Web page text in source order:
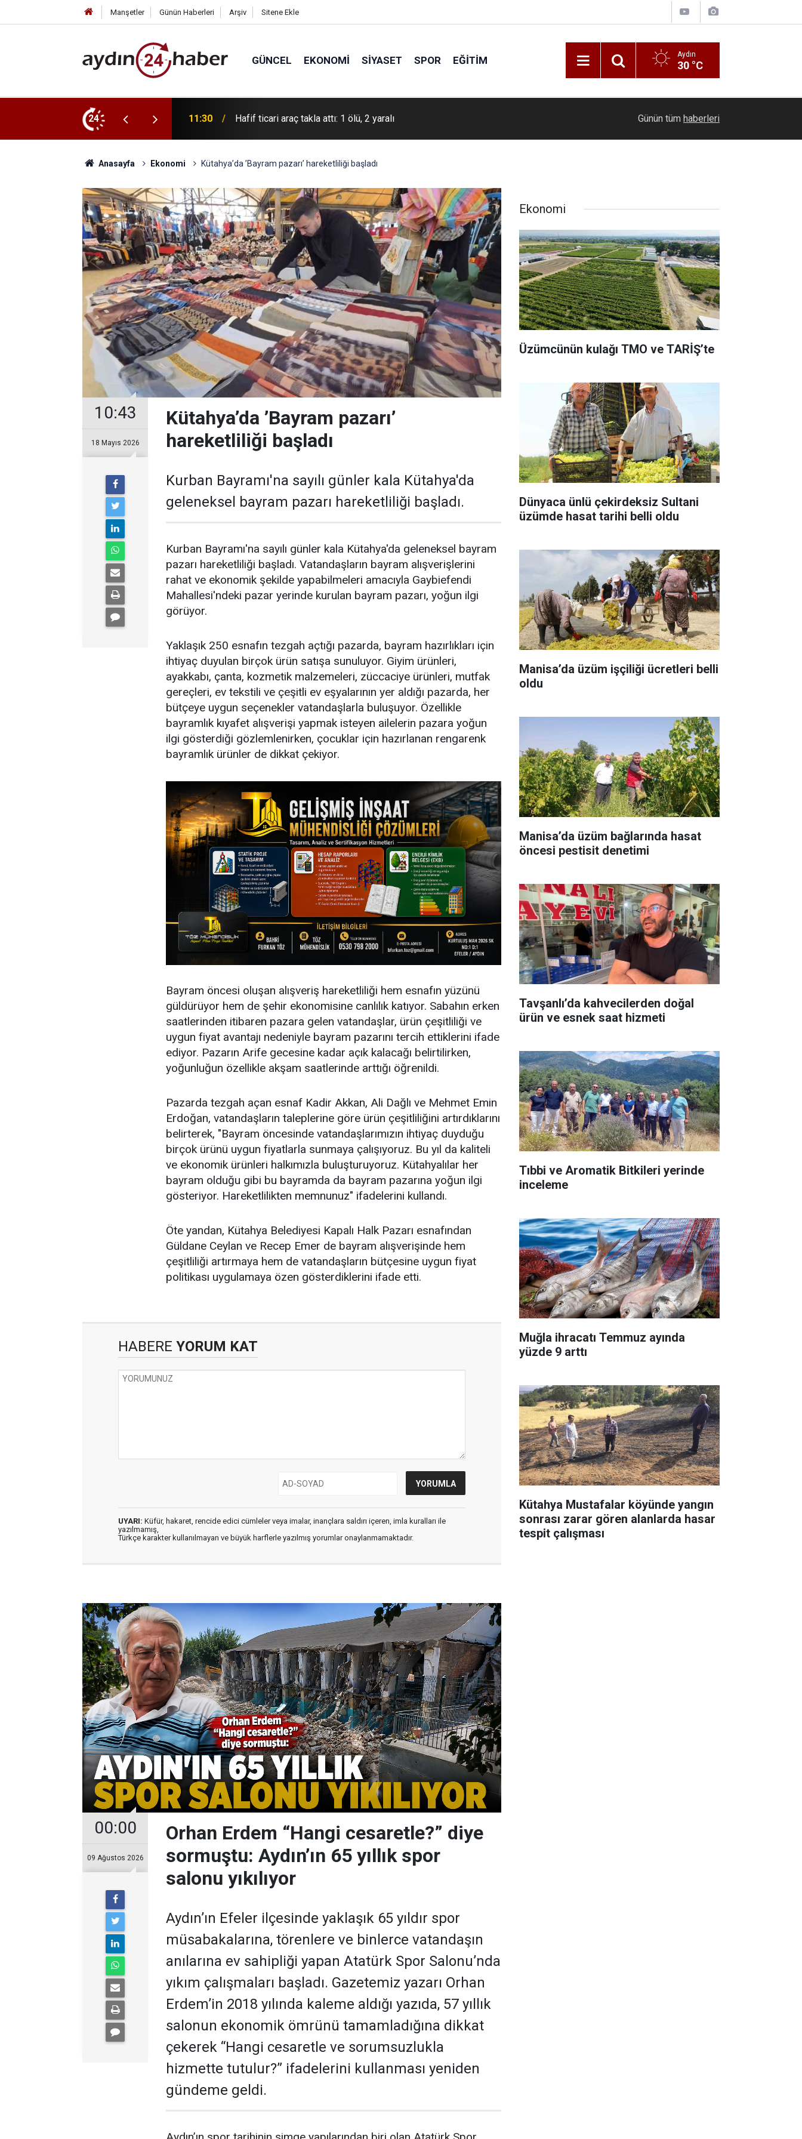
Manşetler Günün Haberleri Arşiv Sitene Ekle
GÜNCEL EKONOMI SIYASET SPOR EĞITIM Aydın
30 °C
24 11:26 Muğla’da ‘Yeni Hastalıktan Ari İşletme Modeli’ toplantısı düzenlendi Geleceğin hafızlarına Müftü Can’dan tam destek
Günün tüm haberleri
Anasayfa Ekonomi Kütahya’da ’Bayram pazarı’ hareketliliği başladı
10:43
18 Mayıs 2026
Kütahya’da ’Bayram pazarı’
hareketliliği başladı
Kurban Bayramı'na sayılı günler kala Kütahya'da
geleneksel bayram pazarı hareketliliği başladı.
Kurban Bayramı'na sayılı günler kala Kütahya'da geleneksel bayram
pazarı hareketliliği başladı. Vatandaşların bayram alışverişlerini
rahat ve ekonomik şekilde yapabilmeleri amacıyla Gaybiefendi
Mahallesi'ndeki pazar yerinde kurulan bayram pazarı, yoğun ilgi
görüyor.
Yaklaşık 250 esnafın tezgah açtığı pazarda, bayram hazırlıkları için
ihtiyaç duyulan birçok ürün satışa sunuluyor. Giyim ürünleri,
ayakkabı, çanta, kozmetik malzemeleri, züccaciye ürünleri, mutfak
gereçleri, ev tekstili ve çeşitli ev eşyalarının yer aldığı pazarda, her
bütçeye uygun seçenekler vatandaşlarla buluşuyor. Özellikle
bayramlık kıyafet alışverişi yapmak isteyen ailelerin pazara yoğun
ilgi gösterdiği gözlemlenirken, çocuklar için hazırlanan rengarenk
bayramlık ürünler de dikkat çekiyor.
Bayram öncesi oluşan alışveriş hareketliliği hem esnafın yüzünü
güldürüyor hem de şehir ekonomisine canlılık katıyor. Sabahın erken
saatlerinden itibaren pazara gelen vatandaşlar, ürün çeşitliliği ve
uygun fiyat avantajı nedeniyle bayram pazarını tercih ettiklerini ifade
ediyor. Pazarın Arife gecesine kadar açık kalacağı belirtilirken,
yoğunluğun özellikle akşam saatlerinde arttığı öğrenildi.
Pazarda tezgah açan esnaf Kadir Akkan, Ali Dağlı ve Mehmet Emin
Erdoğan, vatandaşların taleplerine göre ürün çeşitliliğini artırdıklarını
belirterek, "Bayram öncesinde vatandaşlarımızın ihtiyaç duyduğu
birçok ürünü uygun fiyatlarla sunmaya çalışıyoruz. Bu yıl da kaliteli
ve ekonomik ürünleri halkımızla buluşturuyoruz. Kütahyalılar her
bayram olduğu gibi bu bayramda da bayram pazarına yoğun ilgi
gösteriyor. Hareketlilikten memnunuz" ifadelerini kullandı.
Öte yandan, Kütahya Belediyesi Kapalı Halk Pazarı esnafından
Güldane Ceylan ve Recep Emer de bayram alışverişinde hem
çeşitliliği artırmaya hem de vatandaşların bütçesine uygun fiyat
politikası uygulamaya özen gösterdiklerini ifade etti.
HABERE YORUM KAT
UYARI: Küfür, hakaret, rencide edici cümleler veya imalar, inançlara saldırı içeren, imla kuralları ile
yazılmamış,
Türkçe karakter kullanılmayan ve büyük harflerle yazılmış yorumlar onaylanmamaktadır.
00:00
09 Ağustos 2026
Orhan Erdem “Hangi cesaretle?” diye
sormuştu: Aydın’ın 65 yıllık spor
salonu yıkılıyor
Aydın’ın Efeler ilçesinde yaklaşık 65 yıldır spor
müsabakalarına, törenlere ve binlerce vatandaşın
anılarına ev sahipliği yapan Atatürk Spor Salonu’nda
yıkım çalışmaları başladı. Gazetemiz yazarı Orhan
Erdem’in 2018 yılında kaleme aldığı yazıda, 57 yıllık
salonun ekonomik ömrünü tamamladığına dikkat
çekerek “Hangi cesaretle ve sorumsuzlukla
hizmette tutulur?” ifadelerini kullanması yeniden
gündeme geldi.
Ekonomi
Üzümcünün kulağı TMO ve TARİŞ’te
Dünyaca ünlü çekirdeksiz Sultani
üzümde hasat tarihi belli oldu
Manisa’da üzüm işçiliği ücretleri belli
oldu
Manisa’da üzüm bağlarında hasat
öncesi pestisit denetimi
Tavşanlı’da kahvecilerden doğal
ürün ve esnek saat hizmeti
Tıbbi ve Aromatik Bitkileri yerinde
inceleme
Muğla ihracatı Temmuz ayında
yüzde 9 arttı
Kütahya Mustafalar köyünde yangın
sonrası zarar gören alanlarda hasar
tespit çalışması